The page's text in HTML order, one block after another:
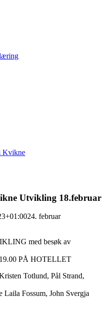
Kvikne
Utvikling 18.februar
24. februar
med besøk av
PÅ HOTELLET
Totlund, Pål Strand,
Laila Fossum, John Svergja